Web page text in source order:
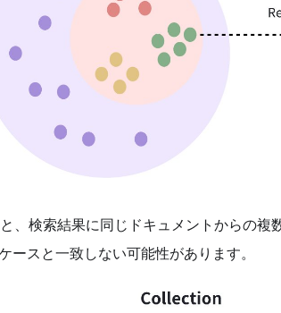
、検索結果に同じドキュメントからの複
スと一致しない可能性があります。